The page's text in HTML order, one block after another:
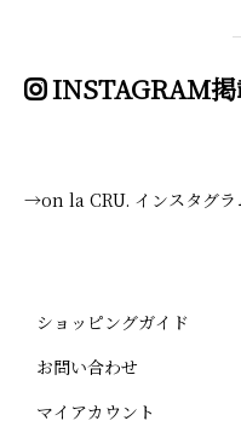
INSTAGRAM掲
→on la CRU. インスタグラ
ショッピングガイド
お問い合わせ
マイアカウント